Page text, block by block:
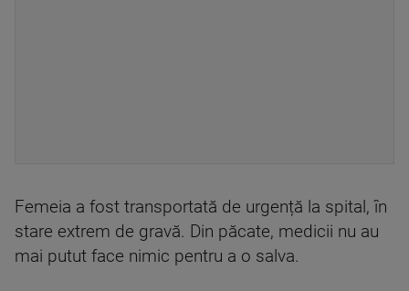
Femeia a fost transportată de urgență la spital, în
stare extrem de gravă. Din păcate, medicii nu au
mai putut face nimic pentru a o salva.